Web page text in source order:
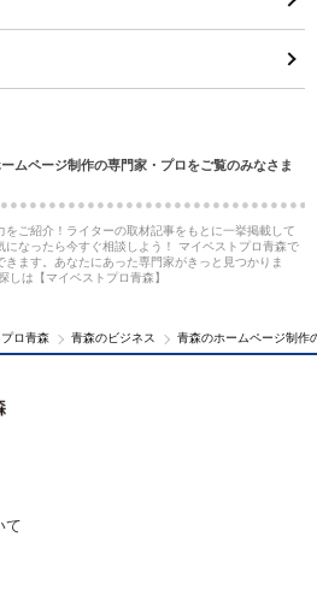
ムページ制作の専門家・プロをご覧のみなさま
ご紹介！ライターの取材記事をもとに一挙掲載して
なったら今すぐ相談しよう！ マイベストプロ青森で
ます。あなたにあった専門家がきっと見つかりま
しは【マイベストプロ青森】
ロ青森 青森のビジネス 青森のホームページ制作
て